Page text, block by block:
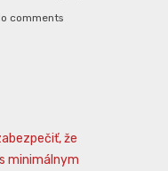
comments
že
minimálnym